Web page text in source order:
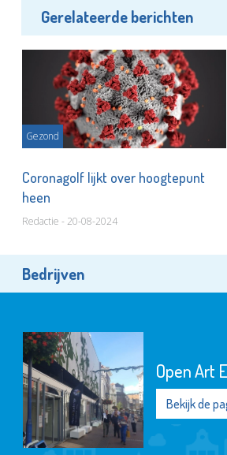
Gerelateerde berichten
Gezond
Coronagolf lijkt over hoogtepunt
heen
Redactie - 20-08-2024
Bedrijven
Open Art
Bekijk de